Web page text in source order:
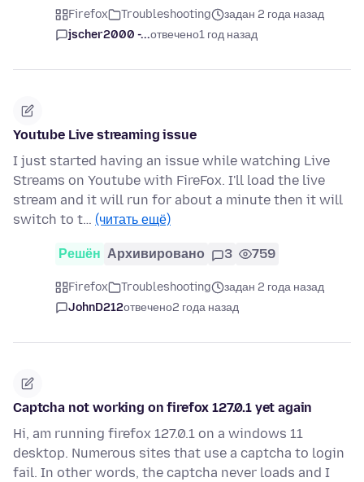
Firefox Troubleshooting
задан 2 года назад
jscher2000 -...отвечено1 год назад
Youtube Live streaming issue
I just started having an issue while watching Live
Streams on Youtube with FireFox. I'll load the live
stream and it will run for about a minute then it will
switch to t… (читать ещё)
Решён Архивировано 3 759
Firefox Troubleshooting
задан 2 года назад
JohnD212отвечено2 года назад
Captcha not working on firefox 127.0.1 yet again
Hi, am running firefox 127.0.1 on a windows 11
desktop. Numerous sites that use a captcha to login
fail. In other words, the captcha never loads and I